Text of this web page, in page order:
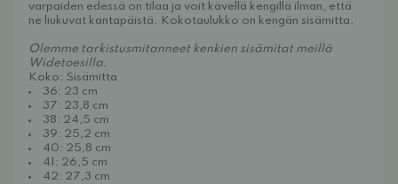
varpaiden edessä on tilaa ja voit kävellä kengillä ilman, että
ne liukuvat kantapäistä. Kokotaulukko on kengän sisämitta.
Olemme tarkistusmitanneet kenkien sisämitat meillä
Widetoesilla.
Koko: Sisämitta
36: 23 cm
37: 23,8 cm
38: 24,5 cm
39: 25,2 cm
40: 25,8 cm
41: 26,5 cm
42: 27,3 cm